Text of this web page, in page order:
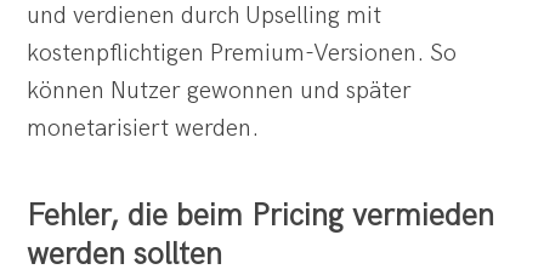
und verdienen durch Upselling mit
kostenpflichtigen Premium-Versionen. So
können Nutzer gewonnen und später
monetarisiert werden.
Fehler, die beim Pricing vermieden
werden sollten